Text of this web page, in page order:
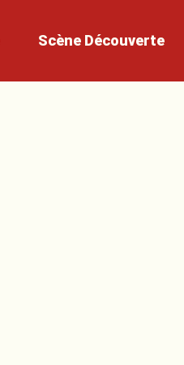
Scène Découverte